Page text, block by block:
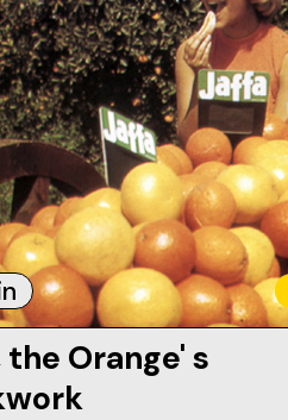
Orange' s